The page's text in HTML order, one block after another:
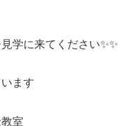
学に来てください✨✨
ます
室